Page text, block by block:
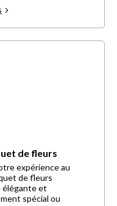
de fleurs
expérience au
de fleurs
élégante et
spécial ou